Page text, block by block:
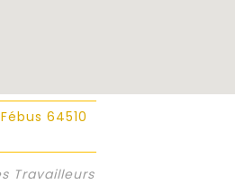
64510
Travailleurs